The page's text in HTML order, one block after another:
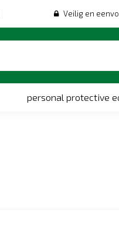
Veilig en
personal protective